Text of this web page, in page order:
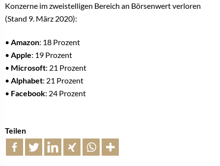
Konzerne im zweistelligen Bereich an Börsenwert verloren
(Stand 9. März 2020):
• Amazon: 18 Prozent
• Apple: 19 Prozent
• Microsoft: 21 Prozent
• Alphabet: 21 Prozent
• Facebook: 24 Prozent
Teilen